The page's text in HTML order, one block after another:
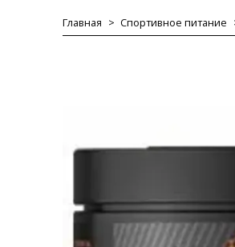
Главная Спортивное питание